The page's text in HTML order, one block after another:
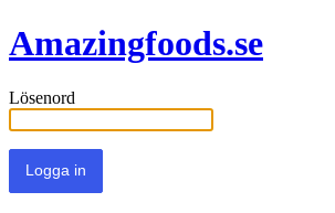
Amazingfoods.se
Lösenord